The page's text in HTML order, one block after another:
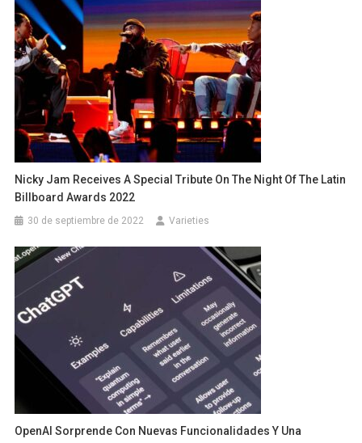
Nicky Jam Receives A Special Tribute On The Night Of The Latin
Billboard Awards 2022
30 de septiembre de 2022 Varieties
OpenAI Sorprende Con Nuevas Funcionalidades Y Una